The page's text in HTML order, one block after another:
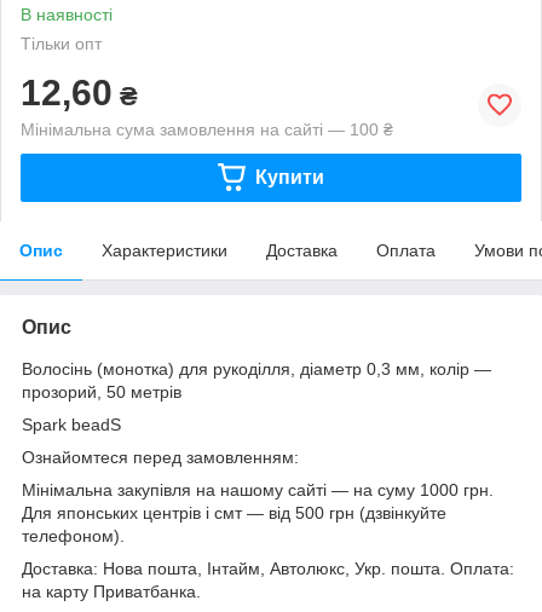
В наявності
Тільки опт
12,60 ₴
Мінімальна сума замовлення на сайті — 100 ₴
Купити
Опис Характеристики Доставка Оплата Умови
Опис
Волосінь (монотка) для рукоділля, діаметр 0,3 мм, колір —
прозорий, 50 метрів
Spark beadS
Ознайомтеся перед замовленням:
Мінімальна закупівля на нашому сайті — на суму 1000 грн.
Для японських центрів і смт — від 500 грн (дзвінкуйте
телефоном).
Доставка: Нова пошта, Інтайм, Автолюкс, Укр. пошта. Оплата:
на карту Приватбанка.